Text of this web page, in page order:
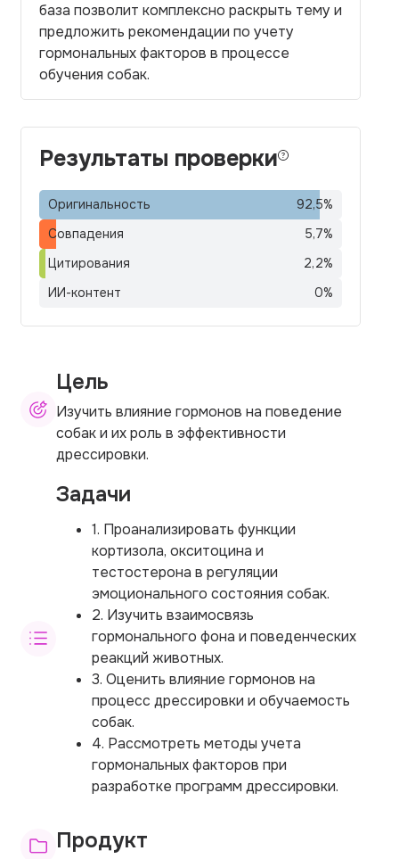
база позволит комплексно раскрыть тему и
предложить рекомендации по учету
гормональных факторов в процессе
обучения собак.
Результаты проверки
Оригинальность 92,5%
Совпадения
5,7%
Цитирования
2,2%
ИИ-контент
0%
Цель
Изучить влияние гормонов на поведение
собак и их роль в эффективности
дрессировки.
Задачи
1. Проанализировать функции
кортизола, окситоцина и
тестостерона в регуляции
эмоционального состояния собак.
2. Изучить взаимосвязь
гормонального фона и поведенческих
реакций животных.
3. Оценить влияние гормонов на
процесс дрессировки и обучаемость
собак.
4. Рассмотреть методы учета
гормональных факторов при
разработке программ дрессировки.
Продукт